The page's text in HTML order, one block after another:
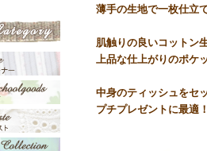
薄手の生地で一枚仕立
肌触りの良いコットン
上品な仕上がりのポケ
中身のティッシュをセ
プチプレゼントに最適！